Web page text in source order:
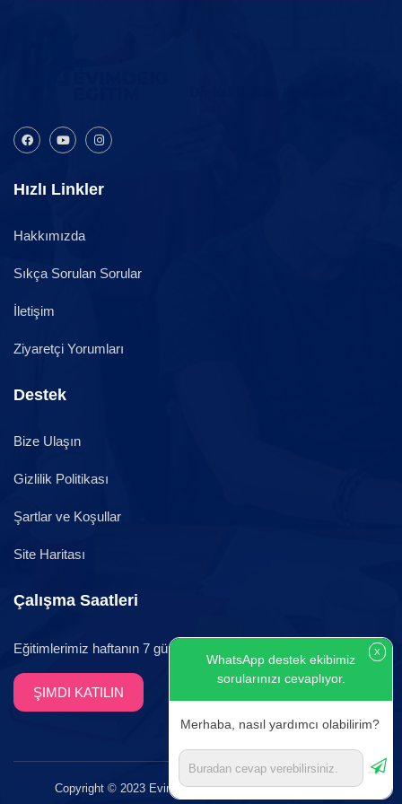
Hızlı Linkler
Hakkımızda
Sıkça Sorulan Sorular
İletişim
Ziyaretçi Yorumları
Destek
Bize Ulaşın
Gizlilik Politikası
Şartlar ve Koşullar
Site Haritası
Çalışma Saatleri
Eğitimlerimiz haftanın 7 günü canlı yayınlarla devam etmektedir.
ŞIMDI KATILIN
Copyright © 2023 Evimdeki Eğitim. Tüm hakları saklıdır.
X
WhatsApp destek ekibimiz
sorularınızı cevaplıyor.
Merhaba, nasıl yardımcı olabilirim?